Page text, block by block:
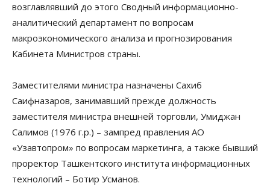
возглавлявший до этого Сводный информационно-
аналитический департамент по вопросам
макроэкономического анализа и прогнозирования
Кабинета Министров страны.
Заместителями министра назначены Сахиб
Саифназаров, занимавший прежде должность
заместителя министра внешней торговли, Умиджан
Салимов (1976 г.р.) – зампред правления АО
«Узавтопром» по вопросам маркетинга, а также бывший
проректор Ташкентского института информационных
технологий – Ботир Усманов.